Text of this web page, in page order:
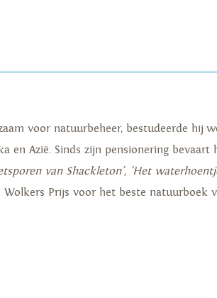
voor natuurbeheer, bestudeerde hij
Azië. Sinds zijn pensionering bevaart
van Shackleton', 'Het
Prijs voor het beste natuurboek